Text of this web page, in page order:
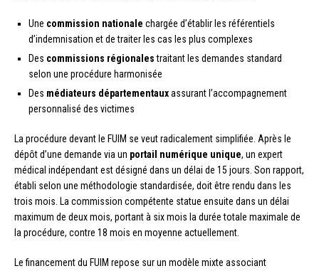
Une commission nationale chargée d’établir les référentiels
d’indemnisation et de traiter les cas les plus complexes
Des commissions régionalestraitant les demandes standard
selon une procédure harmonisée
Des médiateurs départementauxassurant l’accompagnement
personnalisé des victimes
La procédure devant le FUIM se veut radicalement simplifiée. Après le
dépôt d’une demande via un portail numérique unique, un expert
médical indépendant est désigné dans un délai de 15 jours. Son rapport,
établi selon une méthodologie standardisée, doit être rendu dans les
trois mois. La commission compétente statue ensuite dans un délai
maximum de deux mois, portant à six mois la durée totale maximale de
la procédure, contre 18 mois en moyenne actuellement.
Le financement du FUIM repose sur un modèle mixte associant